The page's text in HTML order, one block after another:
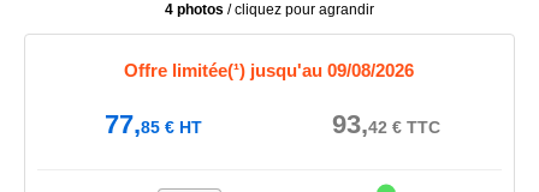
4 photos / cliquez pour agrandir
Offre limitée(¹) jusqu'au 09/08/2026
77,85€HT 93,42 €TTC